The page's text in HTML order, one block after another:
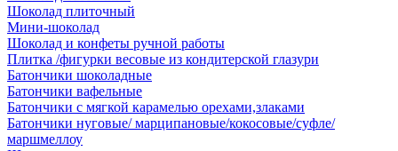
Шоколад плиточный
Мини-шоколад
Шоколад и конфеты ручной работы
Плитка /фигурки весовые из кондитерской глазури
Батончики шоколадные
Батончики вафельные
Батончики с мягкой карамелью орехами,злаками
Батончики нуговые/ марципановые/кокосовые/суфле/
маршмеллоу